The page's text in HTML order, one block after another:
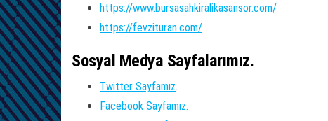
https://www.bursasahkiralikasansor.com/
https://fevzituran.com/
Sosyal Medya Sayfalarımız.
Twitter Sayfamız.
Facebook Sayfamız.